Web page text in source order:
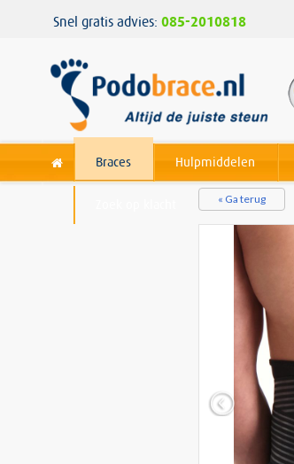
Snel gratis advies: 085-2010818
Braces Hulpmiddelen
« Ga terug